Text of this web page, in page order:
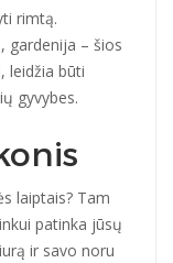
rimtą.
gardenija – šios
leidžia būti
gyvybes.
laiptais? Tam
patinka jūsų
ir savo noru